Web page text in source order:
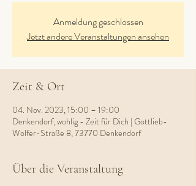
Anmeldung geschlossen
Jetzt andere Veranstaltungen ansehen
Zeit & Ort
04. Nov. 2023, 15:00 – 19:00
Denkendorf, wohlig - Zeit für Dich | Gottlieb-
Wolfer-Straße 8, 73770 Denkendorf
Über die Veranstaltung